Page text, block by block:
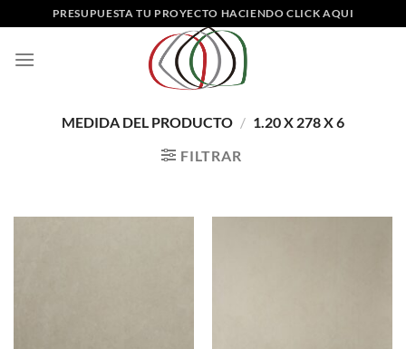
al
contenido
PRESUPUESTA TU PROYECTO HACIENDO CLICK AQUI
MEDIDA DEL PRODUCTO / 1.20 X 278 X 6
FILTRAR